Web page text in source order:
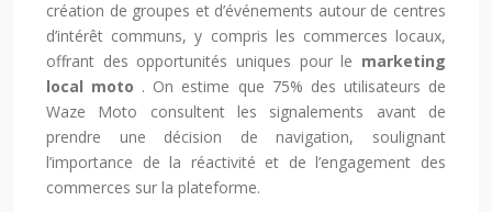
création de groupes et d’événements autour de centres
d’intérêt communs, y compris les commerces locaux,
offrant des opportunités uniques pour le marketing
local moto . On estime que 75% des utilisateurs de
Waze Moto consultent les signalements avant de
prendre une décision de navigation, soulignant
l’importance de la réactivité et de l’engagement des
commerces sur la plateforme.